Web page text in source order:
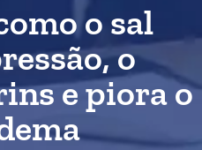
o sal
o
e piora o